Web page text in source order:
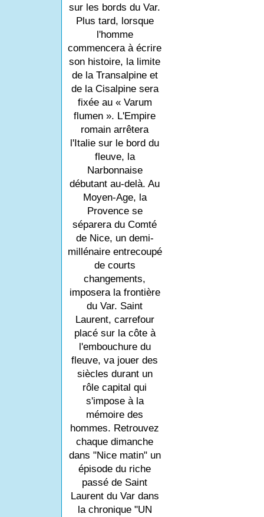
sur les bords du Var.
Plus tard, lorsque
l'homme
commencera à écrire
son histoire, la limite
de la Transalpine et
de la Cisalpine sera
fixée au « Varum
flumen ». L'Empire
romain arrêtera
l'Italie sur le bord du
fleuve, la
Narbonnaise
débutant au-delà. Au
Moyen-Age, la
Provence se
séparera du Comté
de Nice, un demi-
millénaire entrecoupé
de courts
changements,
imposera la frontière
du Var. Saint
Laurent, carrefour
placé sur la côte à
l'embouchure du
fleuve, va jouer des
siècles durant un
rôle capital qui
s'impose à la
mémoire des
hommes. Retrouvez
chaque dimanche
dans "Nice matin" un
épisode du riche
passé de Saint
Laurent du Var dans
la chronique "UN